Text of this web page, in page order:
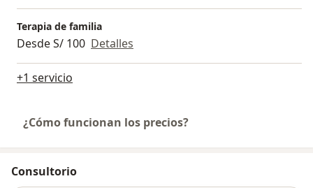
Terapia de familia
Desde S/ 100 Detalles
+1 servicio
¿Cómo funcionan los precios?
Consultorio